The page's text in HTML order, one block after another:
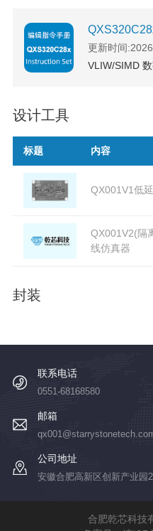
更新时间
设计工具
标题 内容
QX001V1低
QX001V2(隔
线仿真器
封装
联系电话
0551-68168580
邮箱
公司地址
安徽合肥高新区创新产业园
合肥乾芯科技